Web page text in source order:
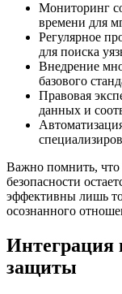
Мониторинг
времени для
Регулярное
для поиска
Внедрение
базового
Правовая
данных и
Важно помнить,
безопасности
эффективны лишь
осознанного
Интеграция
защиты